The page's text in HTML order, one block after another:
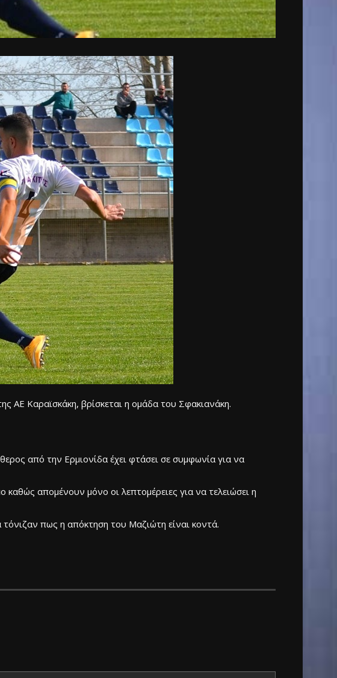
ΑΕ Καραϊσκάκη, βρίσκεται η ομάδα του Σφακιανάκη.
από την Ερμιονίδα έχει φτάσει σε συμφωνία για να
απομένουν μόνο οι λεπτομέρειες για να τελειώσει η
πως η απόκτηση του Μαζιώτη είναι κοντά.